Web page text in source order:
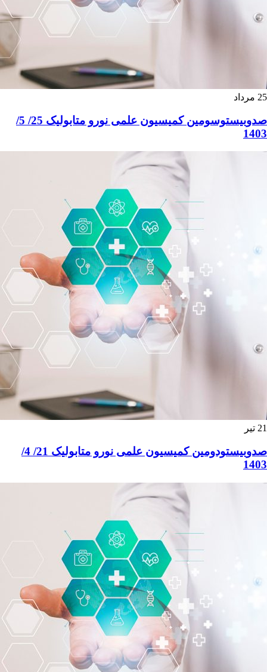
25 مرداد
صدوبیستوسومین کمیسیون علمی نورو متابولیک 25/ 5/
1403
21 تیر
صدوبیستودومین کمیسیون علمی نورو متابولیک 21/ 4/
1403